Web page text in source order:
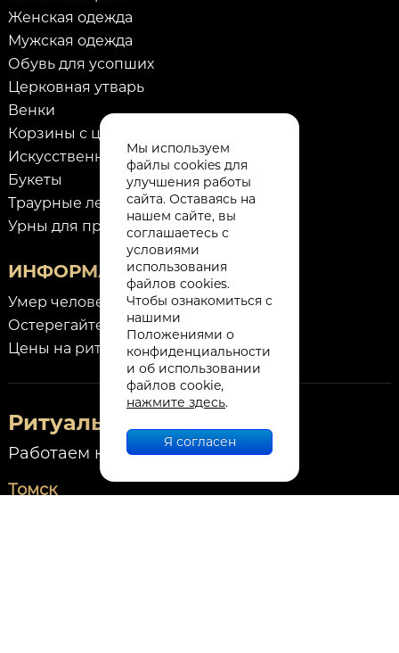
Женская одежда
Мужская одежда
Обувь для усопших
Церковная утварь
Венки
Корзины с цветами
Искусственные цветы
Букеты
Траурные ленты
Урны для праха
ИНФОРМАЦИЯ
Умер человек, что делать?
Остерегайтесь мошенников!
Цены на ритуальные услуги
Ритуальные центры
Работаем круглосуточно
Томск
Мы используем
файлы cookies для
улучшения работы
сайта. Оставаясь на
нашем сайте, вы
соглашаетесь с
условиями
использования
файлов cookies.
Чтобы ознакомиться с
нашими
Положениями о
конфиденциальности
и об использовании
файлов cookie,
нажмите здесь.
Я согласен